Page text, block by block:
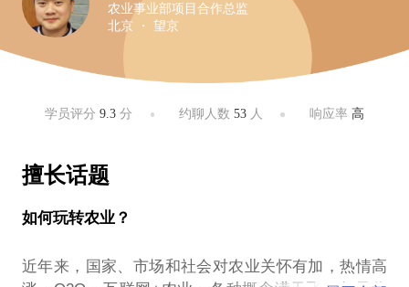
农业事业部项目合作总监
北京 ・ 望京
学员评分9.3 分 约聊人数 53人 响应率 高
擅长话题
如何玩转农业？
近年来，国家、市场和社会对农业关怀有加，热情高